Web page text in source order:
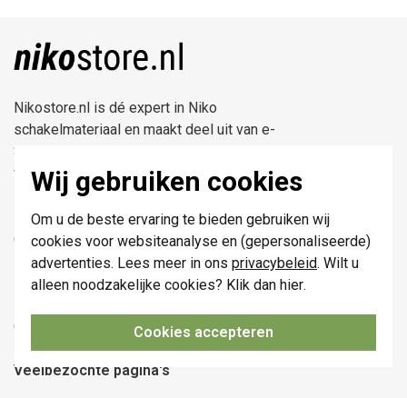
Wij gebruiken cookies
Om u de beste ervaring te bieden gebruiken wij
cookies voor websiteanalyse en (gepersonaliseerde)
advertenties. Lees meer in ons privacybeleid. Wilt u
alleen noodzakelijke cookies? Klik dan hier.
Cookies accepteren
Nikostore.nl is dé expert in Niko
schakelmateriaal en maakt deel uit van e-
Stores International B.V. Het is geen
webwinkel van, of verbonden aan, Niko NV.
Telefoon:088 28 29 388
(maandag t/m vrijdag, 09:00 tot 12:00 en
13:00 tot 17:00 uur)
(reactie binnen één werkdag)
Veelbezochte pagina's